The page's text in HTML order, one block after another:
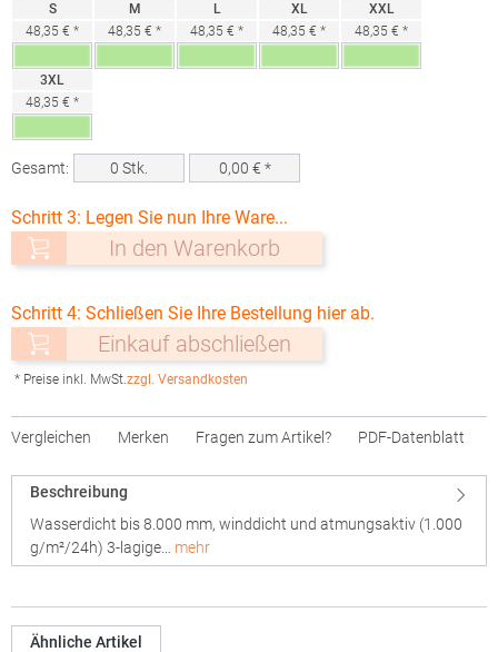
S
48,35 € *
M
48,35 € *
L
48,35 € *
XL
48,35 € *
XXL
48,35 € *
3XL
48,35 € *
Gesamt: 0 Stk. 0,00 € *
Schritt 3: Legen Sie nun Ihre Ware...
In den Warenkorb
Schritt 4: Schließen Sie Ihre Bestellung hier ab.
Einkauf abschließen
* Preise inkl. MwSt.zzgl. Versandkosten
Vergleichen Merken Fragen zum Artikel? PDF-Datenblatt
Beschreibung
Wasserdicht bis 8.000 mm, winddicht und atmungsaktiv (1.000
g/m²/24h) 3-lagige… mehr
Ähnliche Artikel